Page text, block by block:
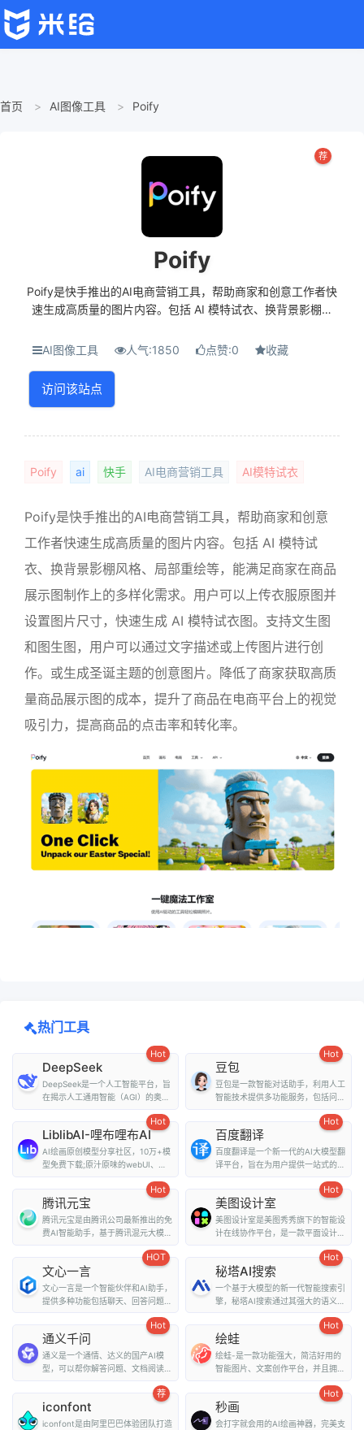
首页 AI图像工具 Poify
荐
Poify
Poify是快手推出的AI电商营销工具，帮助商家和创意工作者快
速生成高质量的图片内容。包括 AI 模特试衣、换背景影棚风
求。用户可以上传衣服原图并设置图...
AI图像工具 人气:1850 点赞:0 收藏
访问该站点
Poify ai 快手 AI电商营销工具 AI模特试衣
Poify是快手推出的AI电商营销工具，帮助商家和创意
工作者快速生成高质量的图片内容。包括 AI 模特试
衣、换背景影棚风格、局部重绘等，能满足商家在商品
展示图制作上的多样化需求。用户可以上传衣服原图并
设置图片尺寸，快速生成 AI 模特试衣图。支持文生图
和图生图，用户可以通过文字描述或上传图片进行创
作。或生成圣诞主题的创意图片。降低了商家获取高质
量商品展示图的成本，提升了商品在电商平台上的视觉
吸引力，提高商品的点击率和转化率。
热门工具
Hot
DeepSeek
DeepSeek是一个人工智能平台，旨
在揭示人工通用智能（AGI）的奥
Hot
豆包
豆包是一款智能对话助手，利用人工
智能技术提供多功能服务，包括问
Hot
LiblibAI-哩布哩布AI
AI绘画原创模型分享社区，10万+模
型免费下载;原汁原味的webUI、
Hot
百度翻译
百度翻译是一个新一代的AI大模型翻
译平台，旨在为用户提供一站式的翻
Hot
腾讯元宝
腾讯元宝是由腾讯公司最新推出的免
费AI智能助手，基于腾讯混元大模型
Hot
美图设计室
美图设计室是美图秀秀旗下的智能设
计在线协作平台，是一款平面设计工
HOT
文心一言
文心一言是一个智能伙伴和AI助手，
提供多种功能包括聊天、回答问题、
Hot
秘塔AI搜索
一个基于大模型的新一代智能搜索引
擎，秘塔AI搜索通过其强大的语义理
Hot
通义千问
通义是一个通情、达义的国产AI模
型，可以帮你解答问题、文档阅读、
Hot
绘蛙
绘蛙-是一款功能强大，简洁好用的
智能图片、文案创作平台，并且拥有
荐
iconfont
iconfont是由阿里巴巴体验团队打造
Hot
秒画
会打字就会用的AI绘画神器，完美支